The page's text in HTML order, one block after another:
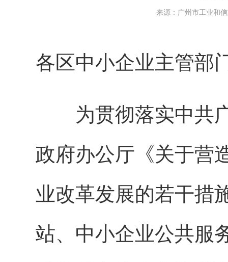
来源：广州市工业和
各区中小企业主管部
为贯彻落实中共广
政府办公厅《关于营
业改革发展的若干措
站、中小企业公共服